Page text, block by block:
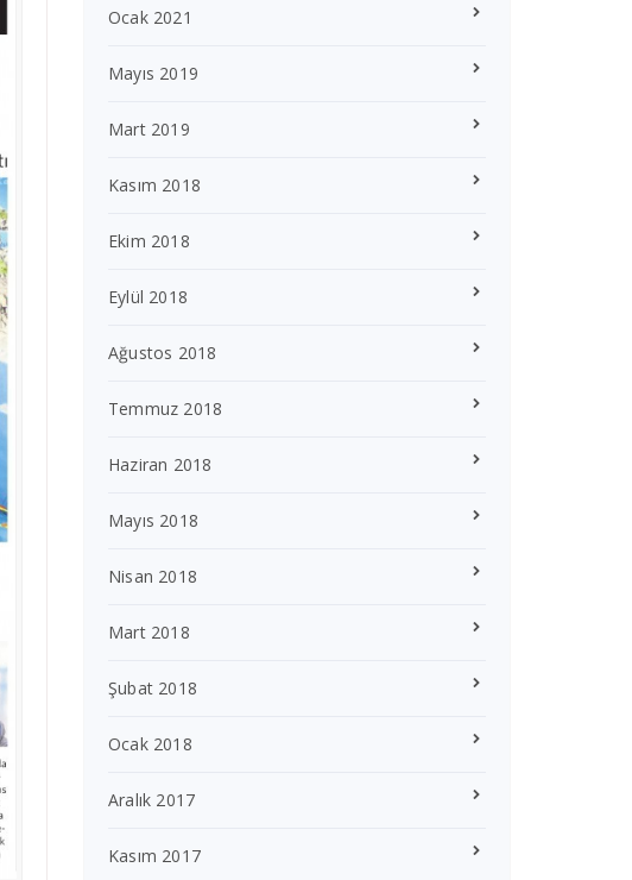
Ocak 2021
Mayıs 2019
Mart 2019
Kasım 2018
Ekim 2018
Eylül 2018
Ağustos 2018
Temmuz 2018
Haziran 2018
Mayıs 2018
Nisan 2018
Mart 2018
Şubat 2018
Ocak 2018
Aralık 2017
Kasım 2017